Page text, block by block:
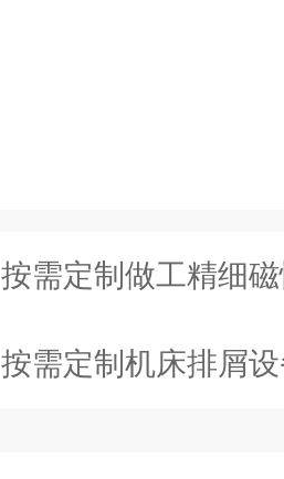
按需定制做工精细
按需定制机床排屑